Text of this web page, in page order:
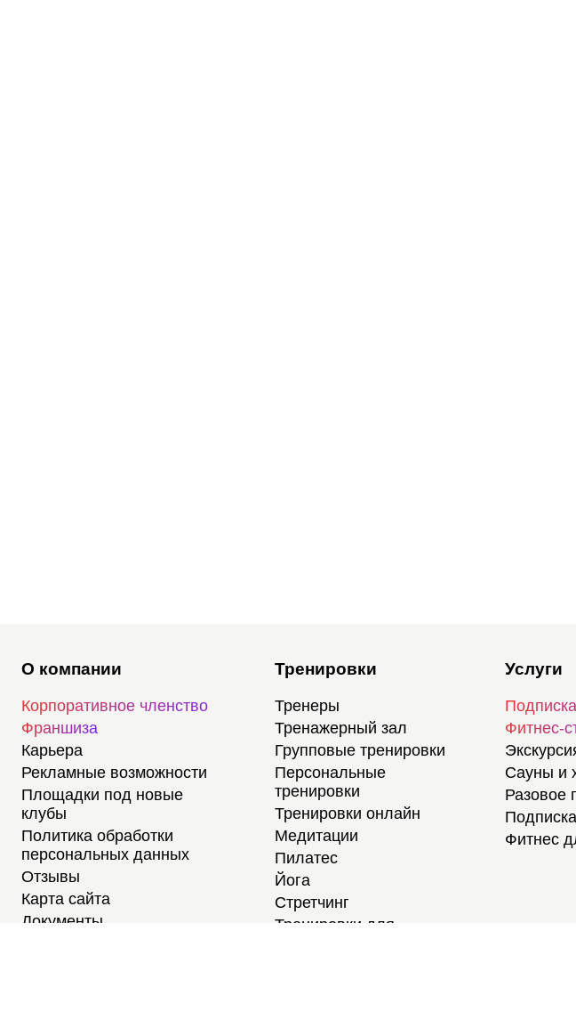
О компании
Корпоративное членство
Франшиза
Карьера
Рекламные возможности
Площадки под новые
клубы
Политика обработки
персональных данных
Отзывы
Карта сайта
Документы
Тренировки
Тренеры
Тренажерный зал
Групповые тренировки
Персональные
тренировки
Тренировки онлайн
Медитации
Пилатес
Йога
Стретчинг
Тренировки для
Услуги
Фитнес-
Сауны и
Разовое
Подписка
Фитнес